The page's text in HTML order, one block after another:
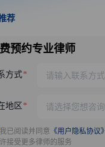
荐
预约专业律师
方式
地区
我已阅读并同意 《用户隐私协议》
许接受更多律师的服务